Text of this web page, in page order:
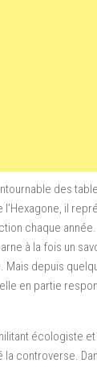
des
il
chaque
à la fois un
depuis
en partie
écologiste
la controverse.